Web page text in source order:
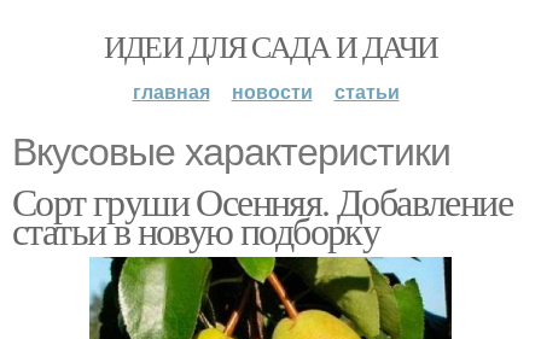
ИДЕИ ДЛЯ САДА И ДАЧИ
главная новости статьи
Вкусовые характеристики
Сорт груши Осенняя. Добавление
статьи в новую подборку